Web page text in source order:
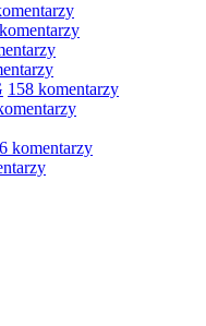
158 komentarzy
komentarzy